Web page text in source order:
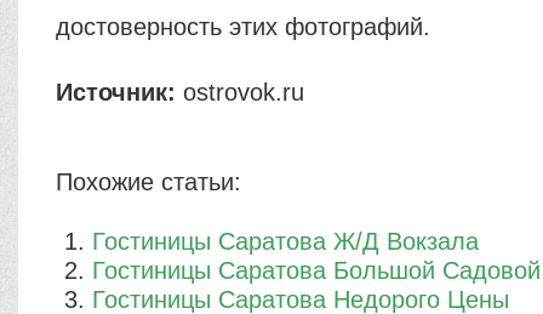
достоверность этих фотографий.
Источник: ostrovok.ru
Похожие статьи:
Гостиницы Саратова Ж/Д Вокзала
Гостиницы Саратова Большой Садовой
Гостиницы Саратова Недорого Цены